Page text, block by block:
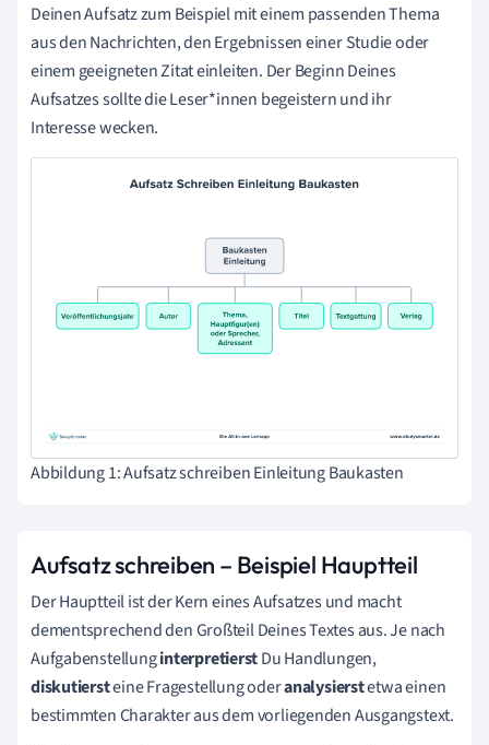
Deinen Aufsatz zum Beispiel mit einem passenden Thema
aus den Nachrichten, den Ergebnissen einer Studie oder
einem geeigneten Zitat einleiten. Der Beginn Deines
Aufsatzes sollte die Leser*innen begeistern und ihr
Interesse wecken.
Abbildung 1: Aufsatz schreiben Einleitung Baukasten
Aufsatz schreiben – Beispiel Hauptteil
Der Hauptteil ist der Kern eines Aufsatzes und macht
dementsprechend den Großteil Deines Textes aus. Je nach
AufgabenstellunginterpretierstDu Handlungen,
diskutiersteine Fragestellung oderanalysierstetwa einen
bestimmten Charakter aus dem vorliegenden Ausgangstext.